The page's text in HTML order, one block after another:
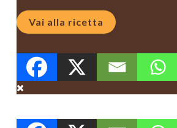
Vai alla ricetta